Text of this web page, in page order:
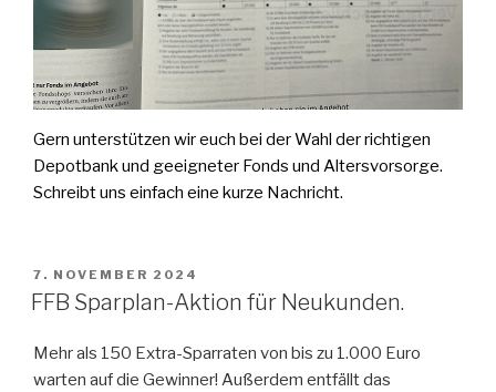
Gern unterstützen wir euch bei der Wahl der richtigen
Depotbank und geeigneter Fonds und Altersvorsorge.
Schreibt uns einfach eine kurze Nachricht.
VERÖFFENTLICHT
AM
7. NOVEMBER 2024
FFB Sparplan-Aktion für Neukunden.
Mehr als 150 Extra-Sparraten von bis zu 1.000 Euro
warten auf die Gewinner! Außerdem entfällt das